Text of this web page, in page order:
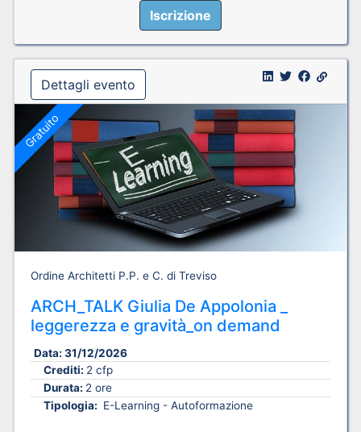
Iscrizione
Dettagli evento
Gratuito
Ordine Architetti P.P. e C. di Treviso
ARCH_TALK Giulia De Appolonia _
leggerezza e gravità_on demand
Data: 31/12/2026
Crediti: 2 cfp
Durata: 2 ore
Tipologia: E-Learning - Autoformazione